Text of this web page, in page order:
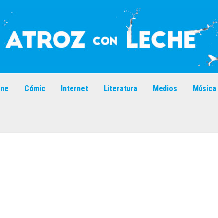
Cómic Internet Literatura Medios Música